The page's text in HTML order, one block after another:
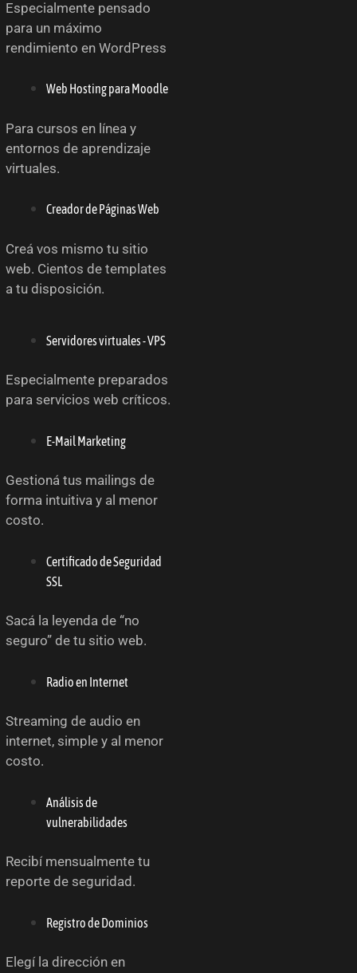
Especialmente pensado
para un máximo
rendimiento en WordPress
Web Hosting para Moodle
Para cursos en línea y
entornos de aprendizaje
virtuales.
Creador de Páginas Web
Creá vos mismo tu sitio
web. Cientos de templates
a tu disposición.
Servidores virtuales - VPS
Especialmente preparados
para servicios web críticos.
E-Mail Marketing
Gestioná tus mailings de
forma intuitiva y al menor
costo.
Certificado de Seguridad
SSL
Sacá la leyenda de “no
seguro” de tu sitio web.
Radio en Internet
Streaming de audio en
internet, simple y al menor
costo.
Análisis de
vulnerabilidades
Recibí mensualmente tu
reporte de seguridad.
Registro de Dominios
Elegí la dirección en